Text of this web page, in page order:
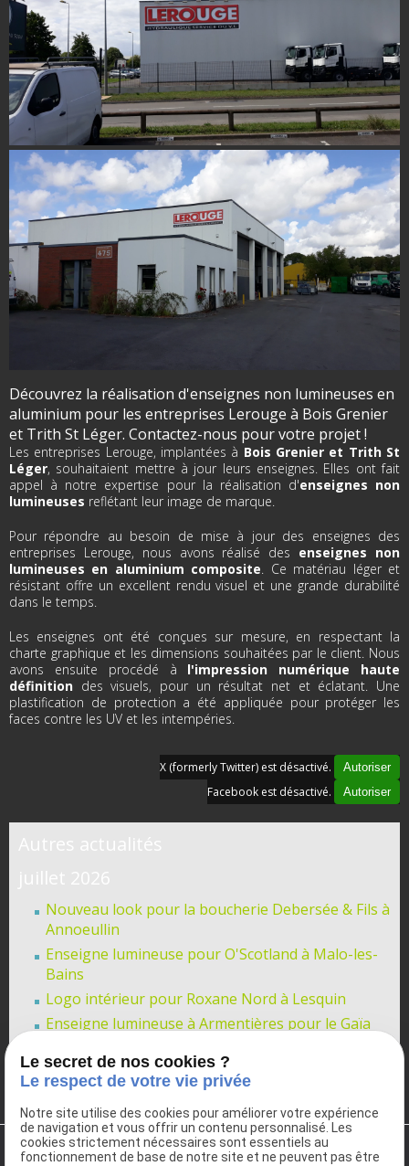
Découvrez la réalisation d'enseignes non lumineuses en
aluminium pour les entreprises Lerouge à Bois Grenier
et Trith St Léger. Contactez-nous pour votre projet !
Les entreprises Lerouge, implantées à Bois Grenier et Trith St
Léger, souhaitaient mettre à jour leurs enseignes. Elles ont fait
appel à notre expertise pour la réalisation d'enseignes non
lumineuses reflétant leur image de marque.
Pour répondre au besoin de mise à jour des enseignes des
entreprises Lerouge, nous avons réalisé des enseignes non
lumineuses en aluminium composite . Ce matériau léger et
résistant offre un excellent rendu visuel et une grande durabilité
dans le temps.
Les enseignes ont été conçues sur mesure, en respectant la
charte graphique et les dimensions souhaitées par le client. Nous
avons ensuite procédé à l'impression numérique haute
définition des visuels, pour un résultat net et éclatant. Une
plastification de protection a été appliquée pour protéger les
faces contre les UV et les intempéries.
X (formerly Twitter) est désactivé. Autoriser
Facebook est désactivé. Autoriser
Autres actualités
juillet 2026
Nouveau look pour la boucherie Debersée & Fils à
Annoeullin
Enseigne lumineuse pour O'Scotland à Malo-les-
Bains
Logo intérieur pour Roxane Nord à Lesquin
Enseigne lumineuse à Armentières pour le Gaïa
Voir toutes les actualités
Le secret de nos cookies ?
Le respect de votre vie privée
Notre site utilise des cookies pour améliorer votre expérience
de navigation et vous offrir un contenu personnalisé. Les
cookies strictement nécessaires sont essentiels au
fonctionnement de base de notre site et ne peuvent pas être